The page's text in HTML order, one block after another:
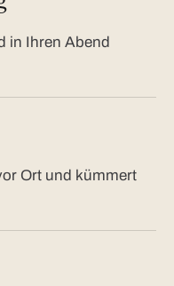
in Ihren Abend
Ort und kümmert